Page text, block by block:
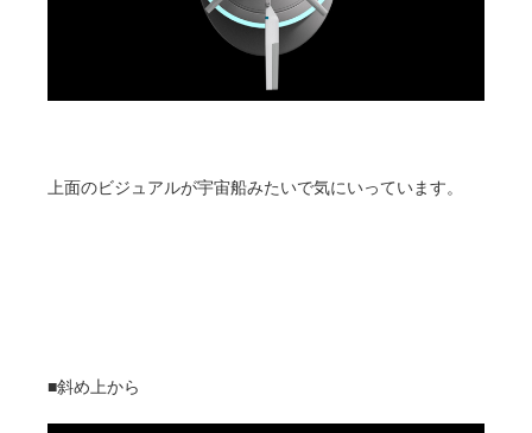
上面のビジュアルが宇宙船みたいで気にいっています。
■斜め上から